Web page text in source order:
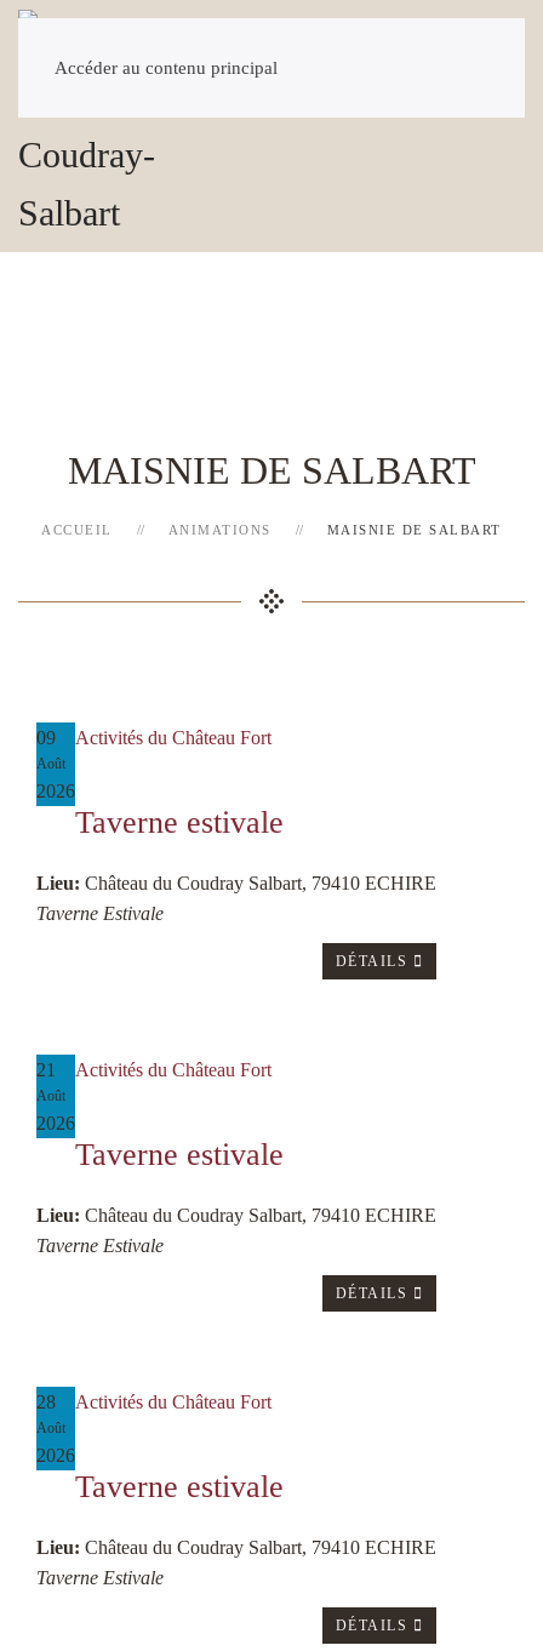
Accéder au contenu principal
MAISNIE DE SALBART
ACCUEIL ANIMATIONS MAISNIE DE SALBART
09
Août
2026
Activités du Château Fort
Taverne estivale
Lieu: Château du Coudray Salbart, 79410 ECHIRE
Taverne Estivale
DÉTAILS
21
Août
2026
Activités du Château Fort
Taverne estivale
Lieu: Château du Coudray Salbart, 79410 ECHIRE
Taverne Estivale
DÉTAILS
28
Août
2026
Activités du Château Fort
Taverne estivale
Lieu: Château du Coudray Salbart, 79410 ECHIRE
Taverne Estivale
DÉTAILS